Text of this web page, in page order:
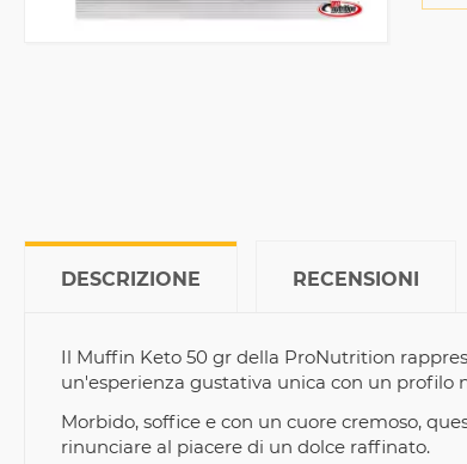
DESCRIZIONE RECENSIONI
Il Muffin Keto 50 gr della ProNutrition
un'esperienza gustativa unica con un profilo
Morbido, soffice e con un cuore cremoso,
rinunciare al piacere di un dolce raffinato.